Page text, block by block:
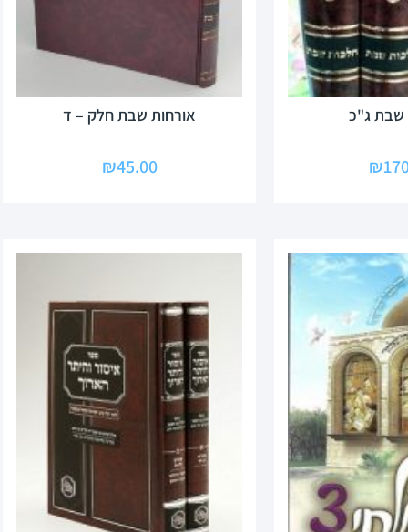
שבת ג"כ
₪
אורחות שבת חלק – ד
₪45.00